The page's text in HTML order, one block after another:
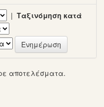
| Ταξινόμηση κατά
αποτελέσματα.